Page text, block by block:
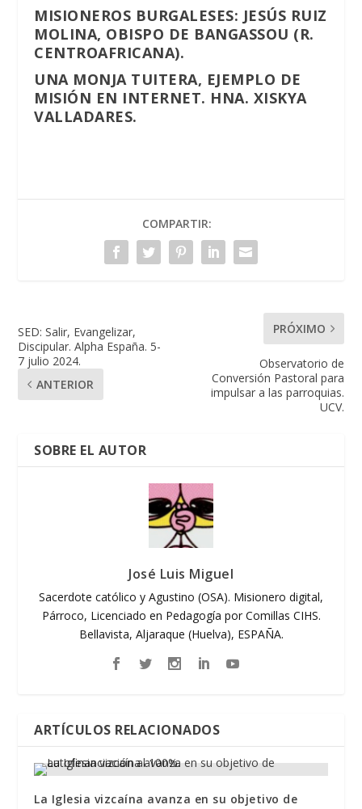
MISIONEROS BURGALESES: JESÚS RUIZ
MOLINA, OBISPO DE BANGASSOU (R.
CENTROAFRICANA).
UNA MONJA TUITERA, EJEMPLO DE
MISIÓN EN INTERNET. HNA. XISKYA
VALLADARES.
COMPARTIR:
SED: Salir, Evangelizar,
Discipular. Alpha España. 5-
7 julio 2024.
ANTERIOR
PRÓXIMO
Observatorio de
Conversión Pastoral para
impulsar a las parroquias.
UCV.
SOBRE EL AUTOR
José Luis Miguel
Sacerdote católico y Agustino (OSA). Misionero digital,
Párroco, Licenciado en Pedagogía por Comillas CIHS.
Bellavista, Aljaraque (Huelva), ESPAÑA.
ARTÍCULOS RELACIONADOS
La Iglesia vizcaína avanza en su objetivo de